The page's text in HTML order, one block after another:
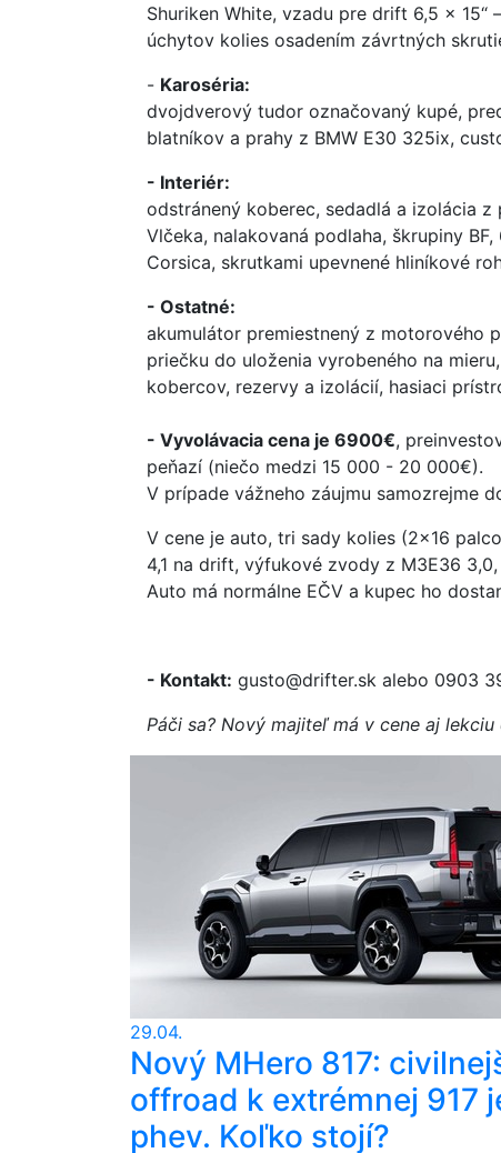
Shuriken White, vzadu pre drift 6,5 x 15“
úchytov kolies osadením závrtných
- Karoséria:
dvojdverový tudor označovaný kupé,
blatníkov a prahy z BMW E30 325ix,
- Interiér:
odstránený koberec, sedadlá a izolácia z
Vlčeka, nalakovaná podlaha, škrupiny
Corsica, skrutkami upevnené hliníkové
- Ostatné:
akumulátor premiestnený z motorového
priečku do uloženia vyrobeného na
kobercov, rezervy a izolácií, hasiaci
- Vyvolávacia cena je 6900€,
peňazí (niečo medzi 15 000 - 20 000€).
V prípade vážneho záujmu samozrejme
V cene je auto, tri sady kolies (2x16
4,1 na drift, výfukové zvody z M3E36
Auto má normálne EČV a kupec ho
- Kontakt: gusto@drifter.sk alebo 0903
Páči sa? Nový majiteľ má v cene aj
29.04.
Nový MHero 817:
offroad k extrémnej 917
phev. Koľko stojí?